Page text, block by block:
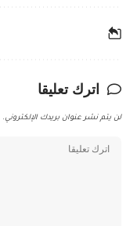
اترك تعليقا
لن يتم نشر عنوان بريدك الإلكتروني.